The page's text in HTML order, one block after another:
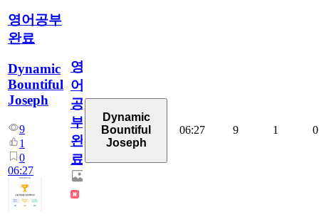
영어공부
완료
Dynamic
Bountiful
Joseph
9
1
0
06:27
영
어
공
부
완
료
Dynamic
Bountiful
Joseph
06:27 9 1 0